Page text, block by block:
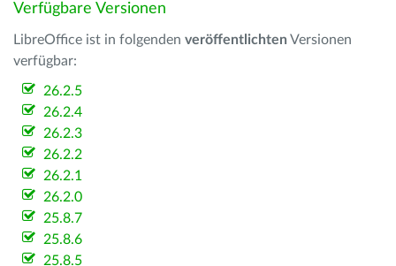
Verfügbare Versionen
LibreOffice ist in folgenden veröffentlichten Versionen
verfügbar:
26.2.5
26.2.4
26.2.3
26.2.2
26.2.1
26.2.0
25.8.7
25.8.6
25.8.5